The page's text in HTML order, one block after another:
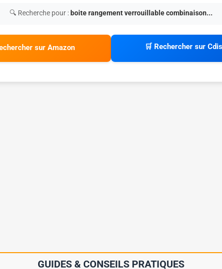
🔍 Recherche pour : boite rangement verrouillable combinaison...
sur Amazon 🛒 Rechercher sur
GUIDES & CONSEILS PRATIQUES